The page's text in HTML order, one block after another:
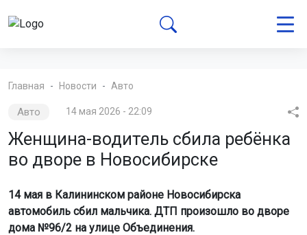
Главная Новости Авто
Авто 14 мая 2026 - 22:09
Женщина-водитель сбила ребёнка
во дворе в Новосибирске
14 мая в Калининском районе Новосибирска
автомобиль сбил мальчика. ДТП произошло во дворе
дома №96/2 на улице Объединения.